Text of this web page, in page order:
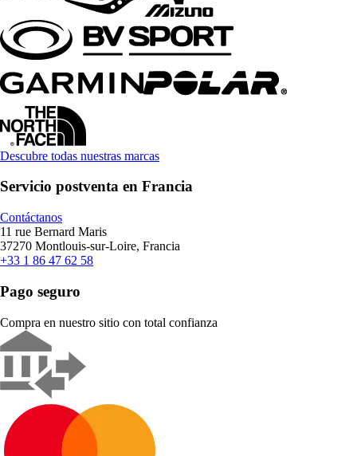
Descubre todas nuestras marcas
Servicio postventa en Francia
Contáctanos
11 rue Bernard Maris
37270 Montlouis-sur-Loire, Francia
+33 1 86 47 62 58
Pago seguro
Compra en nuestro sitio con total confianza